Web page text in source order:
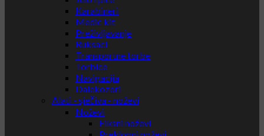
Karabineri
Medic kit
Preživljavanje
Ruksaci
Transportne torbe
Torbice
Navigacija
Dalekozori
Alati - sječiva - noževi
Noževi
Fiksni noževi